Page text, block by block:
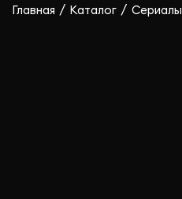
Главная / Каталог / Сериалы